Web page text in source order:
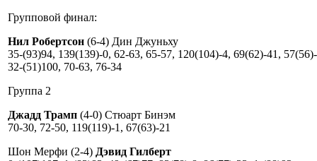
Групповой финал:
Нил Робертсон (6-4) Дин Джуньху
35-(93)94, 139(139)-0, 62-63, 65-57, 120(104)-4, 69(62)-41,
32-(51)100, 70-63, 76-34
Группа 2
Джадд Трамп (4-0) Стюарт Бинэм
70-30, 72-50, 119(119)-1, 67(63)-21
Шон Мерфи (2-4) Дэвид Гилберт